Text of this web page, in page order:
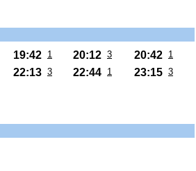
19:42 1 20:12 3 20:42 1
22:13 3 22:44 1 23:15 3